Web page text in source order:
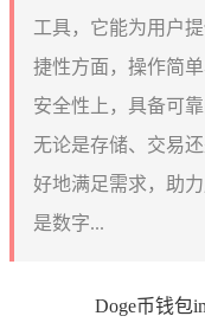
工具，它能为用户
捷性方面，操作简
安全性上，具备可
无论是存储、交易
好地满足需求，助
是数字...
Doge币钱包